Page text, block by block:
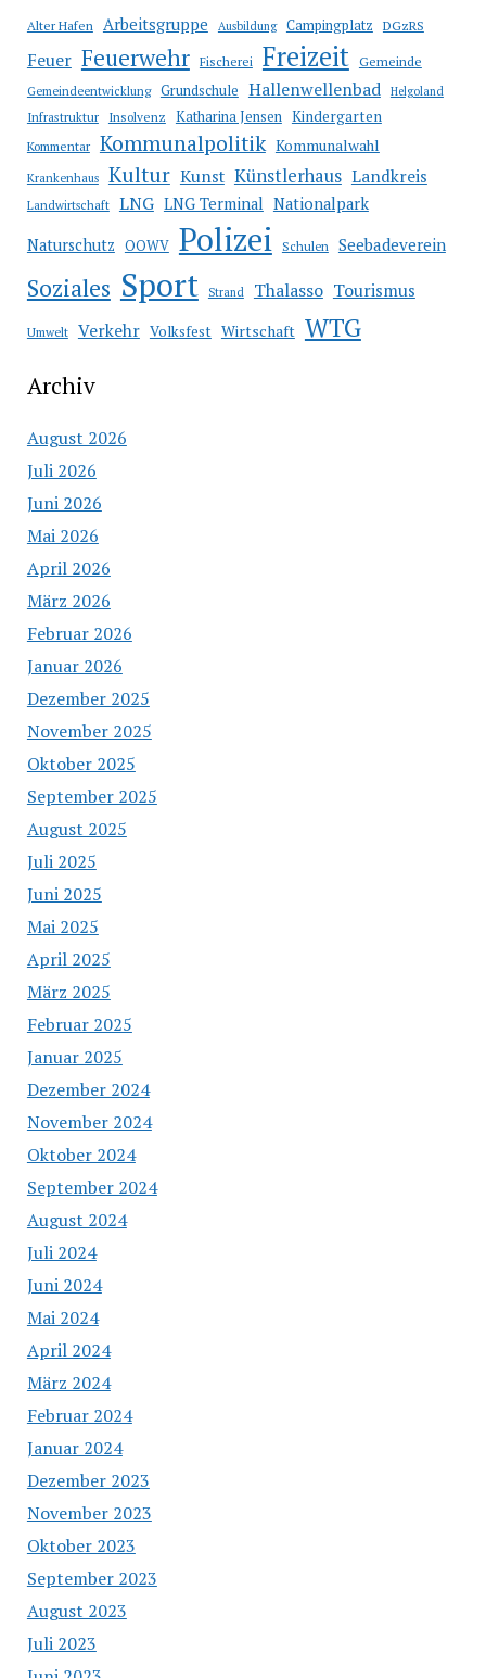
Alter Hafen Arbeitsgruppe Ausbildung Campingplatz DGzRS
Feuer Feuerwehr Fischerei Freizeit Gemeinde
Gemeindeentwicklung Grundschule Hallenwellenbad Helgoland
Infrastruktur Insolvenz Katharina Jensen Kindergarten
Kommentar Kommunalpolitik Kommunalwahl
Krankenhaus Kultur Kunst Künstlerhaus Landkreis
Landwirtschaft LNG LNG Terminal Nationalpark
Naturschutz OOWV Polizei Schulen Seebadeverein
Soziales Sport Strand Thalasso Tourismus
Umwelt Verkehr Volksfest Wirtschaft WTG
Archiv
August 2026
Juli 2026
Juni 2026
Mai 2026
April 2026
März 2026
Februar 2026
Januar 2026
Dezember 2025
November 2025
Oktober 2025
September 2025
August 2025
Juli 2025
Juni 2025
Mai 2025
April 2025
März 2025
Februar 2025
Januar 2025
Dezember 2024
November 2024
Oktober 2024
September 2024
August 2024
Juli 2024
Juni 2024
Mai 2024
April 2024
März 2024
Februar 2024
Januar 2024
Dezember 2023
November 2023
Oktober 2023
September 2023
August 2023
Juli 2023